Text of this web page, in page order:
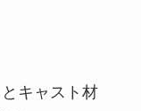
キャスト材